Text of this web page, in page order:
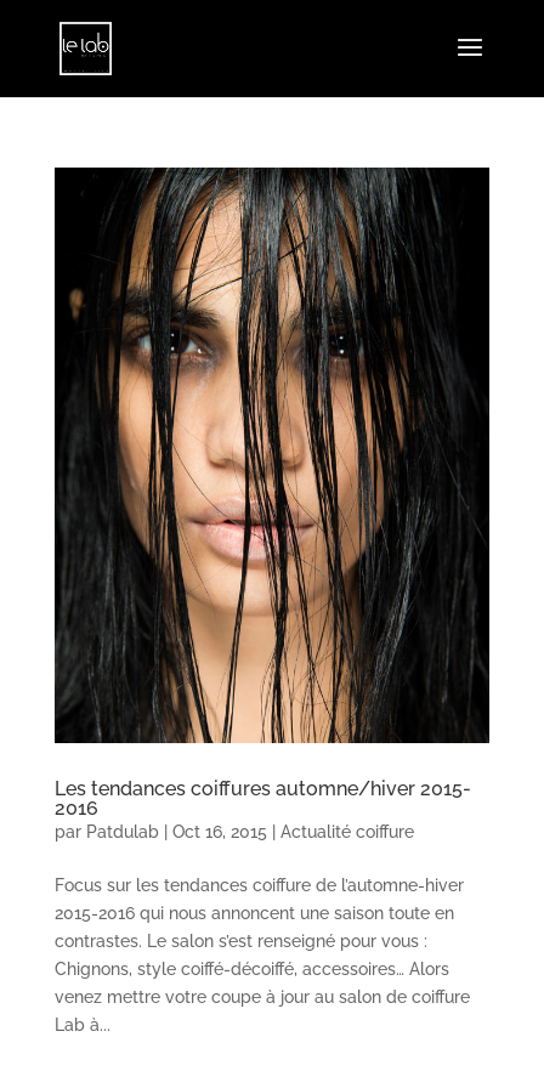
Les tendances coiffures automne/hiver 2015-
2016
par Patdulab| Oct 16, 2015 Actualité coiffure
Focus sur les tendances coiffure de l’automne-hiver
2015-2016 qui nous annoncent une saison toute en
contrastes. Le salon s’est renseigné pour vous :
Chignons, style coiffé-décoiffé, accessoires… Alors
venez mettre votre coupe à jour au salon de coiffure
Lab à...